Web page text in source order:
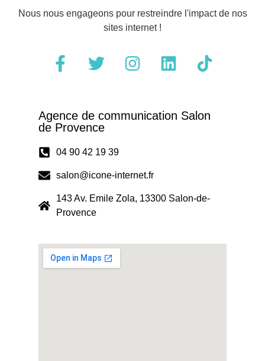
Nous nous engageons pour restreindre l'impact de nos
sites internet !
Agence de communication Salon
de Provence
04 90 42 19 39
salon@icone-internet.fr
143 Av. Emile Zola, 13300 Salon-de-
Provence